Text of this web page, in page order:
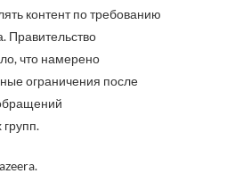
контент по требованию
Правительство
что намерено
ограничения после